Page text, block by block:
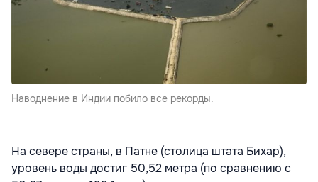
Наводнение в Индии побило все рекорды.
На севере страны, в Патне (столица штата Бихар),
уровень воды достиг 50,52 метра (по сравнению с